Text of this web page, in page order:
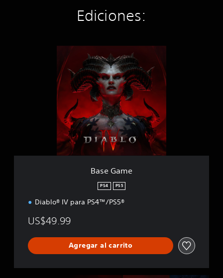
Ediciones:
Base Game
PS4 PS5
Diablo® IV para PS4™/PS5®
US$49.99
Agregar al carrito